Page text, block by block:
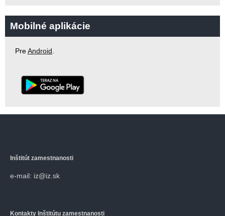
Mobilné aplikácie
PreAndroid
Inštitút zamestnanosti
e-mail: iz@iz.sk
Kontakty Inštitútu zamestnanosti